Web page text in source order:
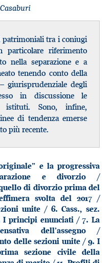
patrimoniali tra i coniugi
riferimento
nella separazione e a
tenendo conto della
giurisprudenziale degli
in discussione le
istituti. Sono, infine,
di tendenza emerse
più recente.
e la progressiva
e divorzio /
di divorzio prima del
svolta del 2017/
unite / 6. Cass., sez.
I principi enunciati/7. La
dell’assegno/
delle sezioni unite /9. I
sezione civile della